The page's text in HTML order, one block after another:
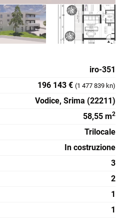
iro-351
196 143 € (1 477 839 kn)
Vodice, Srima (22211)
58,55 m2
Trilocale
In costruzione
3
2
1
1